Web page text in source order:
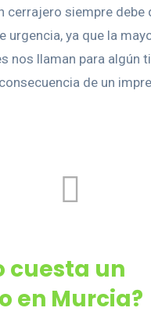
cerrajero siempre debe
urgencia, ya que la
nos llaman para algún
de un
cuesta un
en Murcia?